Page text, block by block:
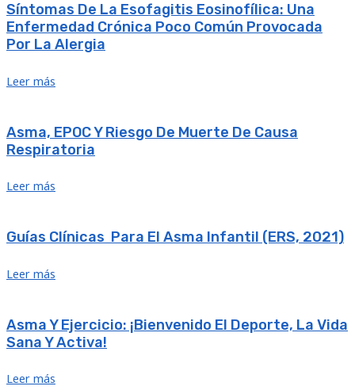
Síntomas De La Esofagitis Eosinofílica: Una
Enfermedad Crónica Poco Común Provocada
Por La Alergia
Leer más
Asma, EPOC Y Riesgo De Muerte De Causa
Respiratoria
Leer más
Guías Clínicas Para El Asma Infantil (ERS, 2021)
Leer más
Asma Y Ejercicio: ¡Bienvenido El Deporte, La Vida
Sana Y Activa!
Leer más